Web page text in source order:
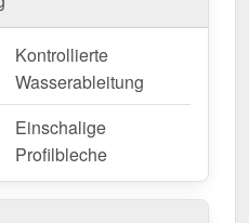
DieLänge beträgt
optimal an Ihre
DieLänge beträgt
optimal an Ihre
nötig sind, kann das
Kontrollierte
Wasserableitung
Einschalige
Profilbleche